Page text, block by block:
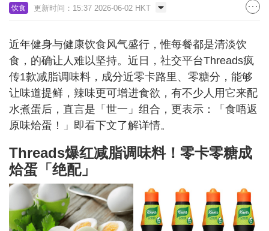
饮食 更新时间：15:37 2026-06-02 HKT
近年健身与健康饮食风气盛行，惟每餐都是清淡饮
食，的确让人难以坚持。近日，社交平台Threads疯
传1款减脂调味料，成分近零卡路里、零糖分，能够
让味道提鲜，辣味更可增进食欲，有不少人用它来配
水煮蛋后，直言是「世一」组合，更表示：「食唔返
原味烚蛋！」即看下文了解详情。
Threads爆红减脂调味料！零卡零糖成
烚蛋「绝配」